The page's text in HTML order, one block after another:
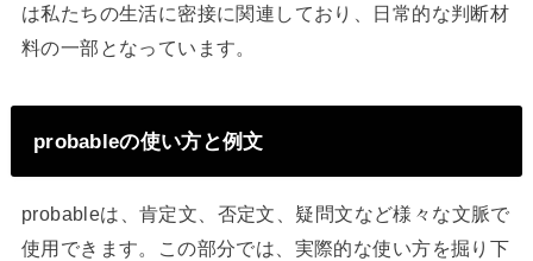
は私たちの生活に密接に関連しており、日常的な判断材
料の一部となっています。
probableの使い方と例文
probableは、肯定文、否定文、疑問文など様々な文脈で
使用できます。この部分では、実際的な使い方を掘り下